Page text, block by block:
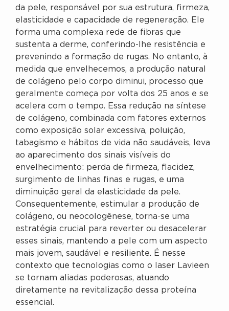
da pele, responsável por sua estrutura, firmeza,
elasticidade e capacidade de regeneração. Ele
forma uma complexa rede de fibras que
sustenta a derme, conferindo-lhe resistência e
prevenindo a formação de rugas. No entanto, à
medida que envelhecemos, a produção natural
de colágeno pelo corpo diminui, processo que
geralmente começa por volta dos 25 anos e se
acelera com o tempo. Essa redução na síntese
de colágeno, combinada com fatores externos
como exposição solar excessiva, poluição,
tabagismo e hábitos de vida não saudáveis, leva
ao aparecimento dos sinais visíveis do
envelhecimento: perda de firmeza, flacidez,
surgimento de linhas finas e rugas, e uma
diminuição geral da elasticidade da pele.
Consequentemente, estimular a produção de
colágeno, ou neocologênese, torna-se uma
estratégia crucial para reverter ou desacelerar
esses sinais, mantendo a pele com um aspecto
mais jovem, saudável e resiliente. É nesse
contexto que tecnologias como o laser Lavieen
se tornam aliadas poderosas, atuando
diretamente na revitalização dessa proteína
essencial.